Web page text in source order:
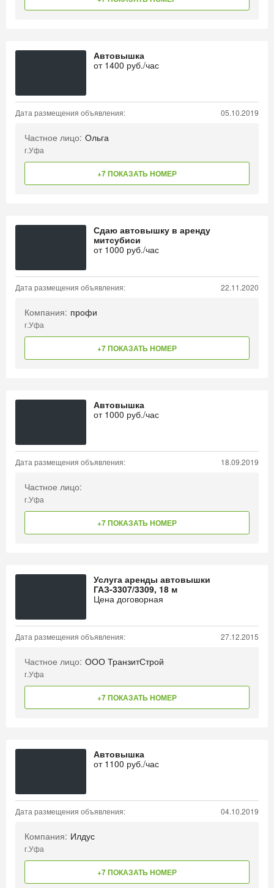
Автовышка
от 1400 руб./час
Дата размещения объявления: 05.10.2019
Частное лицо: Ольга
г.Уфа
+7 ПОКАЗАТЬ НОМЕР
Сдаю автовышку в аренду
митсубиси
от 1000 руб./час
Дата размещения объявления: 22.11.2020
Компания: профи
г.Уфа
+7 ПОКАЗАТЬ НОМЕР
Автовышка
от 1000 руб./час
Дата размещения объявления: 18.09.2019
Частное лицо:
г.Уфа
+7 ПОКАЗАТЬ НОМЕР
Услуга аренды автовышки
ГАЗ-3307/3309, 18 м
Цена договорная
Дата размещения объявления: 27.12.2015
Частное лицо: ООО ТранзитСтрой
г.Уфа
+7 ПОКАЗАТЬ НОМЕР
Автовышка
от 1100 руб./час
Дата размещения объявления: 04.10.2019
Компания: Илдус
г.Уфа
+7 ПОКАЗАТЬ НОМЕР